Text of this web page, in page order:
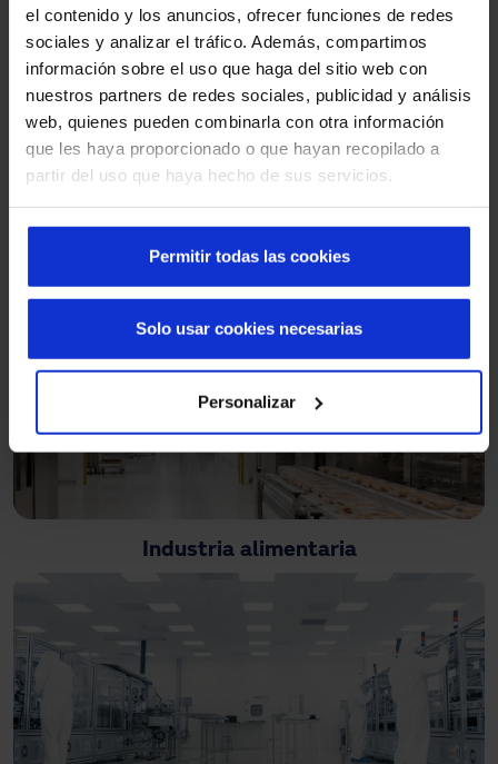
el contenido y los anuncios, ofrecer funciones de redes
sociales y analizar el tráfico. Además, compartimos
información sobre el uso que haga del sitio web con
nuestros partners de redes sociales, publicidad y análisis
web, quienes pueden combinarla con otra información
que les haya proporcionado o que hayan recopilado a
partir del uso que haya hecho de sus servicios.
Permitir todas las cookies
Personalizar
Solo usar cookies necesarias
Residencial
Industria alimentaria